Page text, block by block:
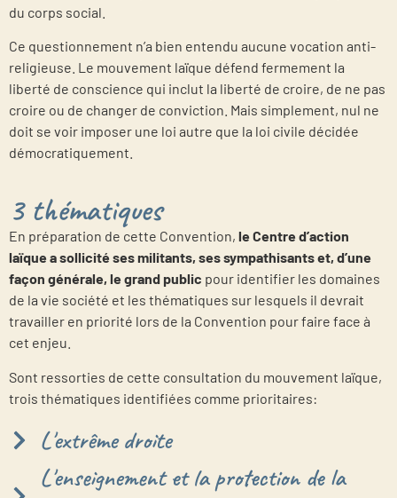
du corps social.
Ce questionnement n’a bien entendu aucune vocation anti-
religieuse. Le mouvement laïque défend fermement la
liberté de conscience qui inclut la liberté de croire, de ne pas
croire ou de changer de conviction. Mais simplement, nul ne
doit se voir imposer une loi autre que la loi civile décidée
démocratiquement.
3 thématiques
En préparation de cette Convention, le Centre d’action
laïque a sollicité ses militants, ses sympathisants et, d’une
façon générale, le grand public pour identifier les domaines
de la vie société et les thématiques sur lesquels il devrait
travailler en priorité lors de la Convention pour faire face à
cet enjeu.
Sont ressorties de cette consultation du mouvement laïque,
trois thématiques identifiées comme prioritaires:
L'extrême droite
L'enseignement et la protection de la